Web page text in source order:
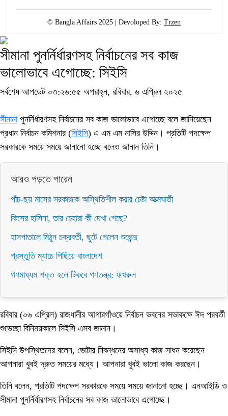
© Bangla Affairs 2025 | Devoloped By: Trzen
সীমানা পুনর্নির্ধারণসহ নির্বাচনের সব কাজ
ভালোভাবে এগোচ্ছে: সিইসি
সর্বশেষ আপডেট ০৩:২৬:৫৫ অপরাহ্ন, রবিবার, ৬ এপ্রিল ২০২৫
সীমানাপুনর্নির্ধারণসহ নির্বাচনের সব কাজ ভালোভাবে এগোচ্ছে বলে জানিয়েছেন
প্রধান নির্বাচন কমিশনার (সিইসি) এ এম এম নাসির উদ্দিন। প্রতিটি পদক্ষেপ
সরকারকে সময়ে সময়ে জানানো হচ্ছে বলেও জানান তিনি।
আরও পড়তে পারেন
পাঁচ-ছয় মাসের সরকারকে অস্থিতিশীল করার চেষ্টা আত্মঘাতী
কিসের হাসিনা, তার চেহারা কী দেখা গেছে?
হাসপাতালে মিঠুন চক্রবর্তী, ছুটে গেলেন শুভেন্দু
প্রস্তুতি ম্যাচে পিছিয়ে বাংলাদেশ
গণমাধ্যম শক্ত হলে টিকবে গণতন্ত্র: ফখরুল
রবিবার (০৬ এপ্রিল) রাজধানীর আগারগাঁওয়ে নির্বাচন ভবনের সভাকক্ষে ঈদ পরবর্তী
শুভেচ্ছা বিনিময়কালে সিইসি এসব জানান।
সিইসি উপস্থিতদের বলেন, ভোটার নিবন্ধনের অসাধ্য কাজ সাধন করেছেন
আপনারা খুবই দ্রুত সময়ের মধ্যে। আপনারা খুবই ভালো কাজ করছেন।
তিনি বলেন, প্রতিটি পদক্ষেপ সরকারকে সময়ে সময়ে জানানো হচ্ছে। এনআইডি ও
সীমানা পুনর্নির্ধারণসহ নির্বাচনের সব কাজ ভালোভাবে এগোচ্ছে।